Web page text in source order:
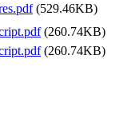
(529.46KB)
(260.74KB)
(260.74KB)